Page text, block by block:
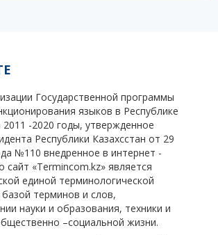
Государственной программы
языков в Республике
2011 -2020 годы, утвержденное
Республики Казахсстан от 29
№110 внедренное в интернет -
сайт «Termincom.kz» является
единой терминологической
терминов и слов,
науки и образования, техники и
–социальной жизни.